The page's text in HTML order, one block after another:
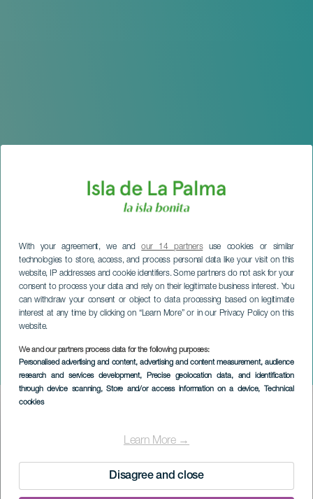
With your agreement, we andour 14 partnersuse cookies or similar
technologies to store, access, and process personal data like your visit on this
website, IP addresses and cookie identifiers. Some partners do not ask for your
consent to process your data and rely on their legitimate business interest. You
can withdraw your consent or object to data processing based on legitimate
interest at any time by clicking on “Learn More” or in our Privacy Policy on this
website.
We and our partners process data for the following purposes:
Personalised advertising and content, advertising and content measurement, audience
research and services development, Precise geolocation data, and identification
through device scanning, Store and/or access information on a device, Technical
cookies
Learn More →
Disagree and close
Spectacle de clowns :
Rires et sauts
Imagen